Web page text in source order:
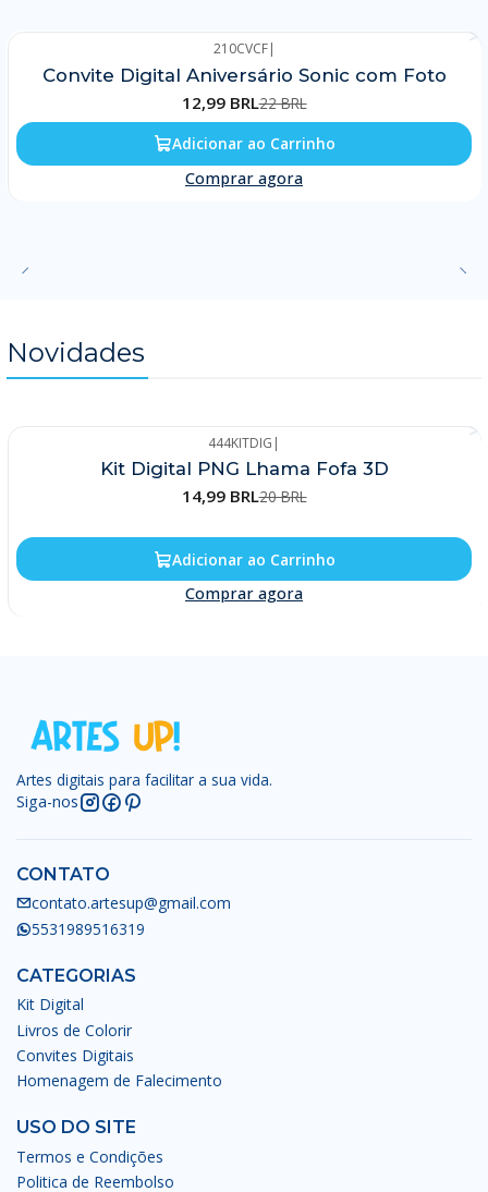
210CVCF|
Convite Digital Aniversário Sonic com Foto
12,99 BRL22 BRL
Adicionar ao Carrinho
Comprar agora
Novidades
444KITDIG |
Kit Digital PNG Lhama Fofa 3D
14,99 BRL20 BRL
Adicionar ao Carrinho
Comprar agora
Artes digitais para facilitar a sua vida.
Siga-nos
CONTATO
contato.artesup@gmail.com
5531989516319
CATEGORIAS
Kit Digital
Livros de Colorir
Convites Digitais
Homenagem de Falecimento
USO DO SITE
Termos e Condições
Politica de Reembolso